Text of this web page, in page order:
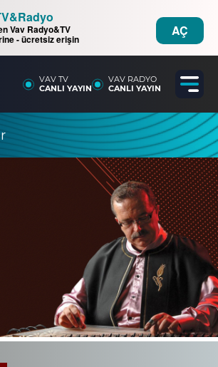
Vav Radyo&TV
- ücretsiz erişin
AÇ
VAV TV
CANLI YAYIN
VAV RADYO
CANLI YAYIN